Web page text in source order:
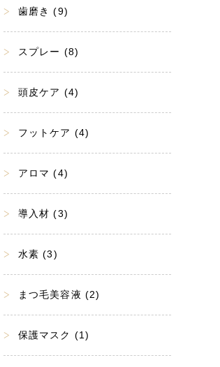
歯磨き (9)
スプレー (8)
頭皮ケア (4)
フットケア (4)
アロマ (4)
導入材 (3)
水素 (3)
まつ毛美容液 (2)
保護マスク (1)